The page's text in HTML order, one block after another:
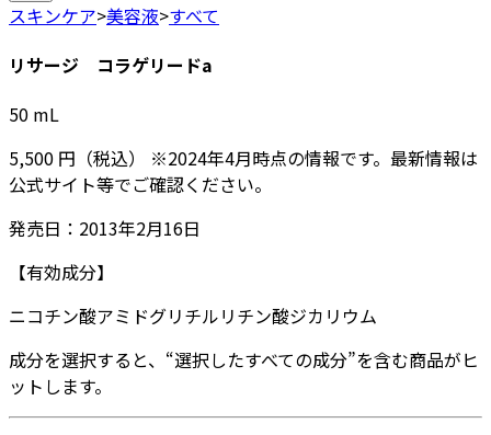
スキンケア>美容液>すべて
リサージ コラゲリードa
50 mL
5,500 円 （税込） ※2024年4月時点の情報です。最新情報は
公式サイト等でご確認ください。
発売日： 2013年2月16日
【有効成分】
ニコチン酸アミドグリチルリチン酸ジカリウム
成分を選択すると、“選択したすべての成分”を含む商品がヒ
ットします。